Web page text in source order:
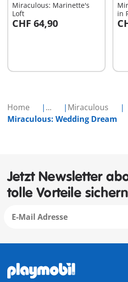
Home ...
Miraculous
Miraculous: Wedding Dream
Miraculous: Marinette's
Loft
CHF 64,90
In den Warenkorb
in
Jetzt Newsletter
tolle Vorteile sichern